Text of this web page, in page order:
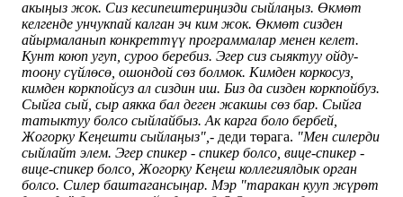
акыңыз жок. Сиз кесипештериңизди сыйлаңыз. Өкмөт
келгенде унчукпай калган эч ким жок. Өкмөт сизден
айырмаланып конкреттүү программалар менен келет.
Кунт коюп угуп, суроо беребиз. Эгер сиз сыяктуу ойду-
тоону сүйлөсө, ошондой сөз болмок. Кимден коркосуз,
кимден коркпойсуз ал сиздин иш. Биз да сизден коркпойбуз.
Сыйга сый, сыр аякка бал деген жакшы сөз бар. Сыйга
татыктуу болсо сыйлайбыз. Ак карга боло бербей,
Жогорку Кеңешти сыйлаңыз",- деди төрага. "Мен силерди
сыйлайт элем. Эгер спикер - спикер болсо, вице-спикер -
вице-спикер болсо, Жогорку Кеңеш коллегиялдык орган
болсо. Силер баштагансыңар. Мэр "таракан кууп жүрөт